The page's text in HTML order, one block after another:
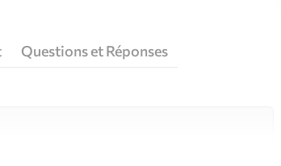
Questions et Réponses